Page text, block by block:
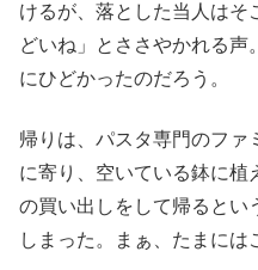
けるが、落とした当人はそ
どいね」とささやかれる声
にひどかったのだろう。
帰りは、パスタ専門のファ
に寄り、空いている鉢に植
の買い出しをして帰るとい
しまった。まぁ、たまには